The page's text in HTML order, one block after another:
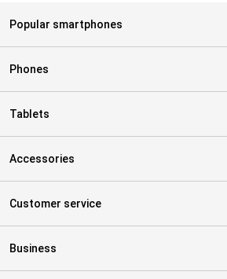
Popular smartphones
Phones
Tablets
Accessories
Customer service
Business